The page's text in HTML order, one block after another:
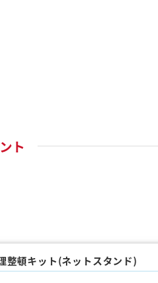
ト
整頓キット(ネットスタンド)